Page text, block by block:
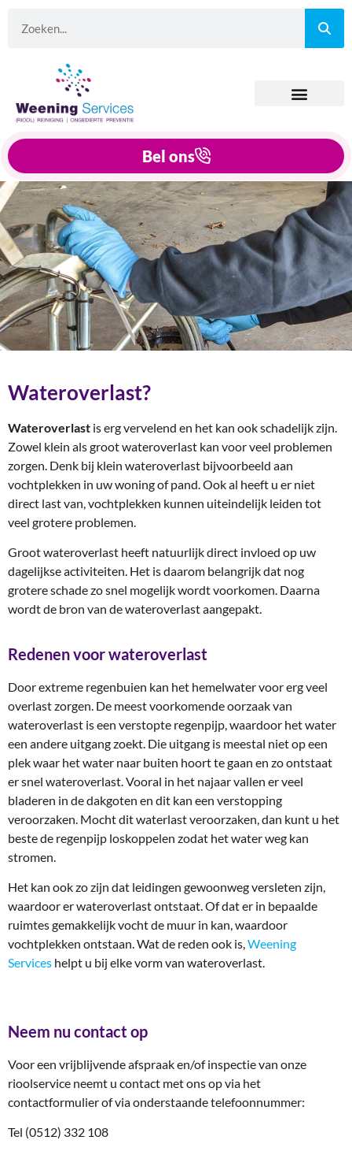
Bel ons
Wateroverlast?
Wateroverlast is erg vervelend en het kan ook schadelijk zijn.
Zowel klein als groot wateroverlast kan voor veel problemen
zorgen. Denk bij klein wateroverlast bijvoorbeeld aan
vochtplekken in uw woning of pand. Ook al heeft u er niet
direct last van, vochtplekken kunnen uiteindelijk leiden tot
veel grotere problemen.
Groot wateroverlast heeft natuurlijk direct invloed op uw
dagelijkse activiteiten. Het is daarom belangrijk dat nog
grotere schade zo snel mogelijk wordt voorkomen. Daarna
wordt de bron van de wateroverlast aangepakt.
Redenen voor wateroverlast
Door extreme regenbuien kan het hemelwater voor erg veel
overlast zorgen. De meest voorkomende oorzaak van
wateroverlast is een verstopte regenpijp, waardoor het water
een andere uitgang zoekt. Die uitgang is meestal niet op een
plek waar het water naar buiten hoort te gaan en zo ontstaat
er snel wateroverlast. Vooral in het najaar vallen er veel
bladeren in de dakgoten en dit kan een verstopping
veroorzaken. Mocht dit waterlast veroorzaken, dan kunt u het
beste de regenpijp loskoppelen zodat het water weg kan
stromen.
Het kan ook zo zijn dat leidingen gewoonweg versleten zijn,
waardoor er wateroverlast ontstaat. Of dat er in bepaalde
ruimtes gemakkelijk vocht de muur in kan, waardoor
vochtplekken ontstaan. Wat de reden ook is,Weening
Services helpt u bij elke vorm van wateroverlast.
Neem nu contact op
Voor een vrijblijvende afspraak en/of inspectie van onze
rioolservice neemt u contact met ons op via het
contactformulier of via onderstaande telefoonnummer:
Tel (0512) 332 108